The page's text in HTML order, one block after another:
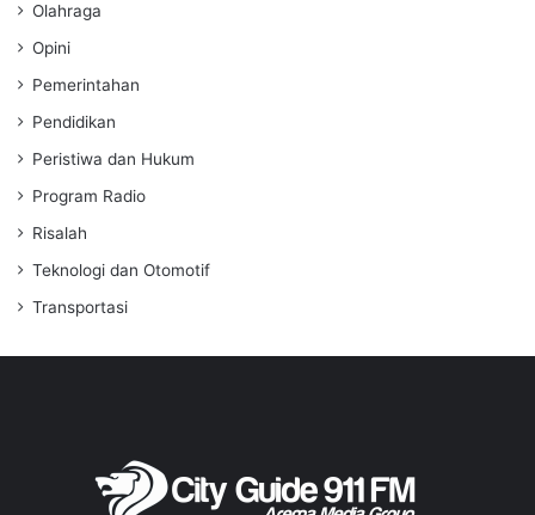
Olahraga
Opini
Pemerintahan
Pendidikan
Peristiwa dan Hukum
Program Radio
Risalah
Teknologi dan Otomotif
Transportasi